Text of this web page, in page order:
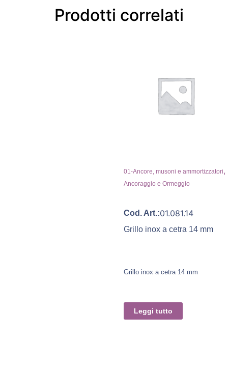
Prodotti correlati
01-Ancore, musoni e ammortizzatori,
Ancoraggio e Ormeggio
Cod. Art.:01.081.14
Grillo inox a cetra 14 mm
Grillo inox a cetra 14 mm
Leggi tutto